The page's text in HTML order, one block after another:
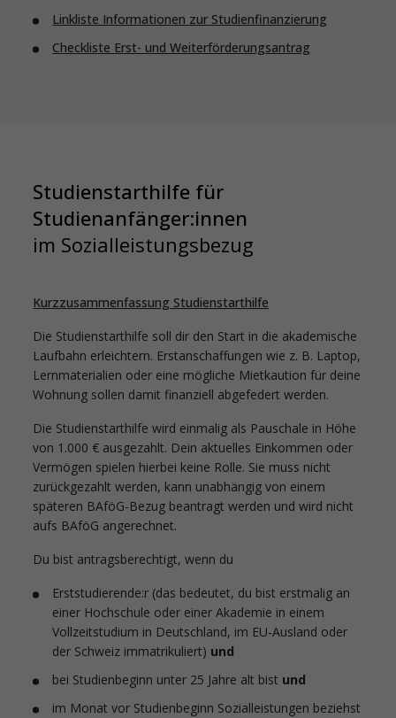
Linkliste Informationen zur Studienfinanzierung
Checkliste Erst- und Weiterförderungsantrag
Studienstarthilfe für
Studienanfänger:innen
im Sozialleistungsbezug
Kurzzusammenfassung Studienstarthilfe
Die Studienstarthilfe soll dir den Start in die akademische
Laufbahn erleichtern. Erstanschaffungen wie z. B. Laptop,
Lernmaterialien oder eine mögliche Mietkaution für deine
Wohnung sollen damit finanziell abgefedert werden.
Die Studienstarthilfe wird einmalig als Pauschale in Höhe
von 1.000 € ausgezahlt. Dein aktuelles Einkommen oder
Vermögen spielen hierbei keine Rolle. Sie muss nicht
zurückgezahlt werden, kann unabhängig von einem
späteren BAföG-Bezug beantragt werden und wird nicht
aufs BAföG angerechnet.
Du bist antragsberechtigt, wenn du
Erststudierende:r (das bedeutet, du bist erstmalig an
einer Hochschule oder einer Akademie in einem
Vollzeitstudium in Deutschland, im EU-Ausland oder
der Schweiz immatrikuliert) und
bei Studienbeginn unter 25 Jahre alt bist und
im Monat vor Studienbeginn Sozialleistungen beziehst